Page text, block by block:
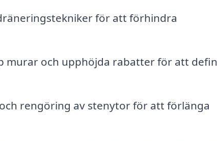
för att förhindra
murar och upphöjda rabatter för att
rengöring av stenytor för att förlänga